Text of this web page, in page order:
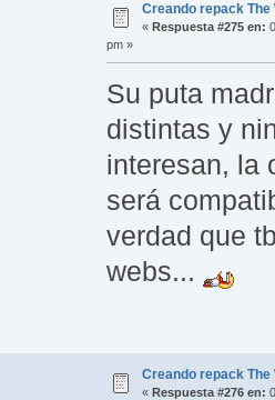
Creando repack The
« Respuesta #275 en:
pm »
Su puta
distintas y
interesan, la
será
verdad que
webs...
Creando repack The
« Respuesta #276 en: